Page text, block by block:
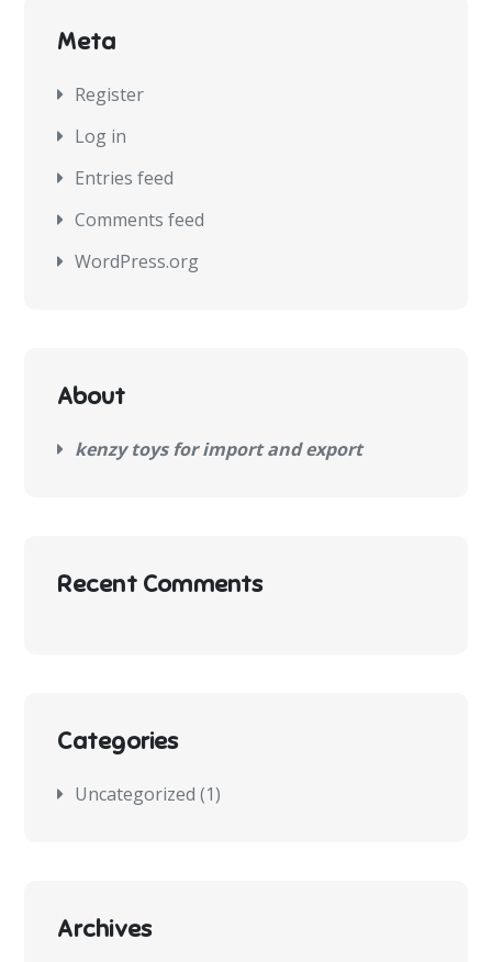
Meta
Register
Log in
Entries feed
Comments feed
WordPress.org
About
kenzy toys for import and export
Recent Comments
Categories
Uncategorized (1)
Archives